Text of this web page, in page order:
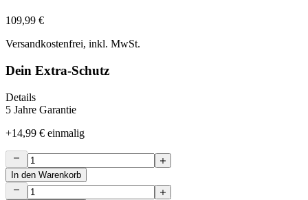
109,99 €
Versandkostenfrei, inkl. MwSt.
Dein Extra-Schutz
Details
5 Jahre Garantie
+14,99 € einmalig
In den Warenkorb